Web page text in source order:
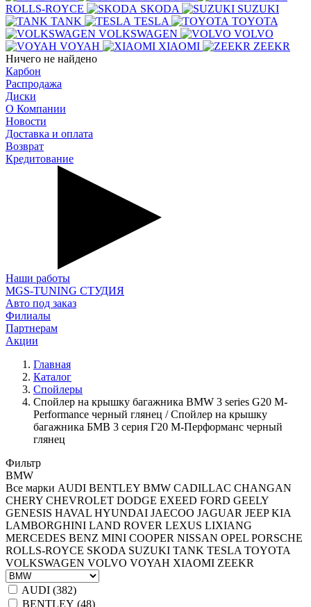
ROLLS-ROYCE
SKODA
SUZUKI
TANK
TESLA
TOYOTA
VOLKSWAGEN
VOLVO
VOYAH
XIAOMI
ZEEKR
Ничего не найдено
Карбон
Распродажа
Диски
О Компании
Новости
Доставка и оплата
Возврат
Кредитование
Наши работы
MGS-TUNING СТУДИЯ
Авто под заказ
Филиалы
Партнерам
Акции
Главная
Каталог
Спойлеры
Спойлер на крышку багажника BMW 3 series G20 M-
Performance черный глянец / Спойлер на крышку
багажника БМВ 3 серия Г20 М-Перформанс черный
глянец
Фильтр
BMW
Все марки AUDI BENTLEY BMW CADILLAC CHANGAN
CHERY CHEVROLET DODGE EXEED FORD GEELY
GENESIS HAVAL HYUNDAI JAECOO JAGUAR JEEP KIA
LAMBORGHINI LAND ROVER LEXUS LIXIANG
MERCEDES BENZ MINI COOPER NISSAN OPEL PORSCHE
ROLLS-ROYCE SKODA SUZUKI TANK TESLA TOYOTA
VOLKSWAGEN VOLVO VOYAH XIAOMI ZEEKR
AUDI (382)
BENTLEY (48)